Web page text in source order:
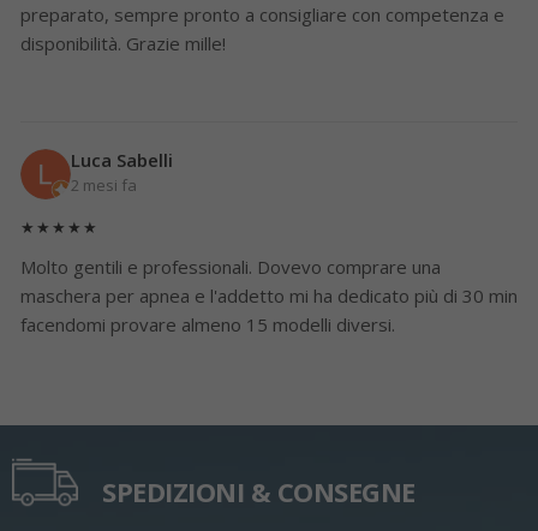
preparato, sempre pronto a consigliare con competenza e
disponibilità. Grazie mille!
Luca Sabelli
2 mesi fa
★★★★★
Molto gentili e professionali. Dovevo comprare una
maschera per apnea e l'addetto mi ha dedicato più di 30 min
facendomi provare almeno 15 modelli diversi.
SPEDIZIONI & CONSEGNE